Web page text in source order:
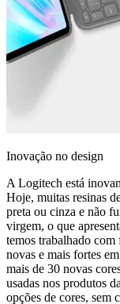
Inovação no design
A Logitech está
Hoje, muitas resinas
preta ou cinza e não
virgem, o que
temos trabalhado com
novas e mais fortes
mais de 30 novas
usadas nos produtos
opções de cores, sem